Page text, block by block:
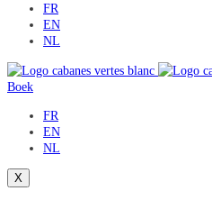
FR
EN
NL
Boek
FR
EN
NL
X